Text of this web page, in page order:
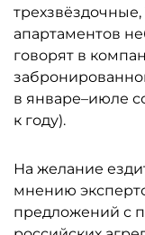
апартаментов
говорят в
в январе–июле
к году).
На желание
мнению
предложений с